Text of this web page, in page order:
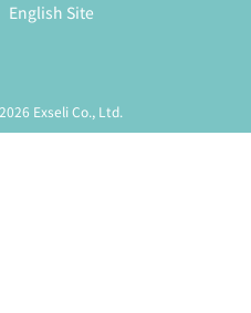
English Site
Exseli Co., Ltd.